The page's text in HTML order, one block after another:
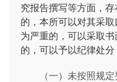
究报告撰写等方面，
的，本所可以对其采
为严重的，可以采取
的，可以予以纪律处分
（一）未按照规